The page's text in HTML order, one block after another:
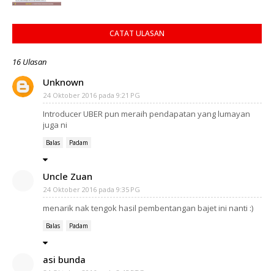
CATAT ULASAN
16 Ulasan
Unknown
24 Oktober 2016 pada 9:21 PG
Introducer UBER pun meraih pendapatan yang lumayan
juga ni
Balas Padam
Uncle Zuan
24 Oktober 2016 pada 9:35 PG
menarik nak tengok hasil pembentangan bajet ini nanti :)
Balas Padam
asi bunda